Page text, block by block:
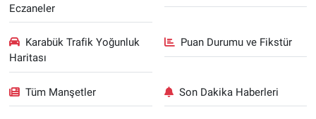
Eczaneler
Karabük Trafik Yoğunluk
Haritası
Puan Durumu ve Fikstür
Tüm Manşetler Son Dakika Haberleri